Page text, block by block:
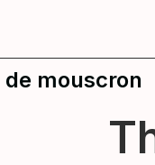
mouscron